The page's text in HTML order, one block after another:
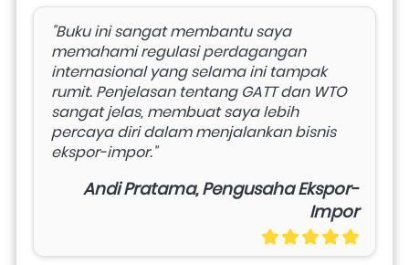
"Buku ini sangat membantu saya
memahami regulasi perdagangan
internasional yang selama ini tampak
rumit. Penjelasan tentang GATT dan WTO
sangat jelas, membuat saya lebih
percaya diri dalam menjalankan bisnis
ekspor-impor."
Andi Pratama, Pengusaha Ekspor-
Impor